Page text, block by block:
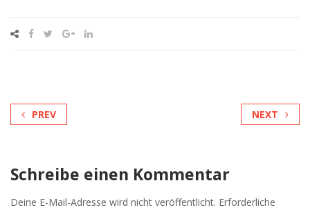
PREV NEXT
Schreibe einen Kommentar
Deine E-Mail-Adresse wird nicht veröffentlicht. Erforderliche